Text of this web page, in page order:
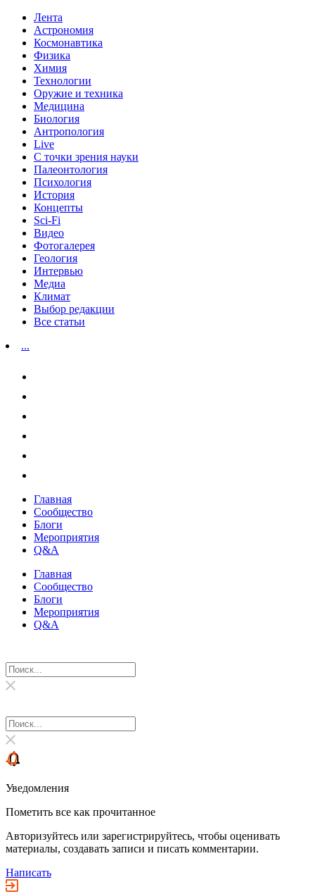
Лента
Астрономия
Космонавтика
Физика
Химия
Технологии
Оружие и техника
Медицина
Биология
Антропология
Live
С точки зрения науки
Палеонтология
Психология
История
Концепты
Sci-Fi
Видео
Фотогалерея
Геология
Интервью
Медиа
Климат
Выбор редакции
Все статьи
...
Главная
Сообщество
Блоги
Мероприятия
Q&A
Главная
Сообщество
Блоги
Мероприятия
Q&A
Уведомления
Пометить все как прочитанное
Авторизуйтесь или зарегистрируйтесь, чтобы оценивать
материалы, создавать записи и писать комментарии.
Написать